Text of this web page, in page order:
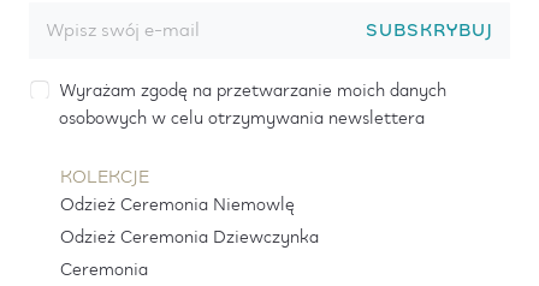
SUBSKRYBUJ
Wyrażam zgodę na przetwarzanie moich danych
osobowych w celu otrzymywania newslettera
KOLEKCJE
Odzież Ceremonia Niemowlę
Odzież Ceremonia Dziewczynka
Ceremonia